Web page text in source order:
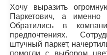
Хочу выразить
Паркетович, а
Обратились в
предпочтениях.
штучный паркет,
помогли с выбором